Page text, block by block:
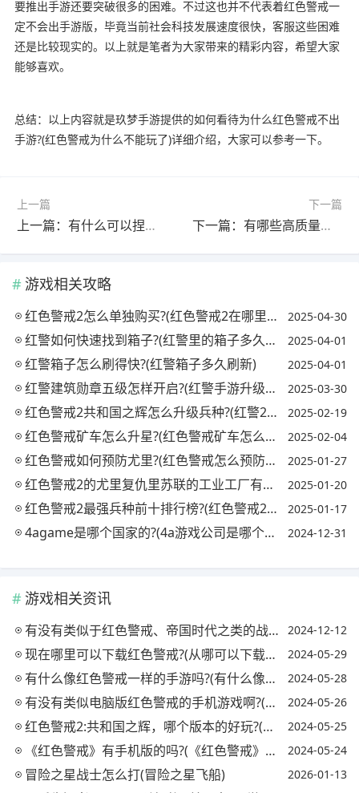
要推出手游还要突破很多的困难。不过这也并不代表着红色警戒一
定不会出手游版，毕竟当前社会科技发展速度很快，客服这些困难
还是比较现实的。以上就是笔者为大家带来的精彩内容，希望大家
能够喜欢。
总结：以上内容就是玖梦手游提供的如何看待为什么红色警戒不出
手游?(红色警戒为什么不能玩了)详细介绍，大家可以参考一下。
上一篇
上一篇：有什么可以捏脸的手游?(有什么可以捏脸的手游软件)
下一篇
下一篇：有哪些高质量还很良心的手游推荐?(有什么高质量手游)
游戏相关攻略
红色警戒2怎么单独购买?(红色警戒2在哪里购买) 2025-04-30
红警如何快速找到箱子?(红警里的箱子多久出现) 2025-04-01
红警箱子怎么刷得快?(红警箱子多久刷新) 2025-04-01
红警建筑勋章五级怎样开启?(红警手游升级建筑勋章数量) 2025-03-30
红色警戒2共和国之辉怎么升级兵种?(红警2共和国之辉快速升级) 2025-02-19
红色警戒矿车怎么升星?(红色警戒矿车怎么升级) 2025-02-04
红色警戒如何预防尤里?(红色警戒怎么预防狙击手) 2025-01-27
红色警戒2的尤里复仇里苏联的工业工厂有什么作用?(红色警戒尤里复仇工业工厂有啥用) 2025-01-20
红色警戒2最强兵种前十排行榜?(红色警戒2兵种排名) 2025-01-17
4agame是哪个国家的?(4a游戏公司是哪个国家) 2024-12-31
游戏相关资讯
有没有类似于红色警戒、帝国时代之类的战争策略型手游?不喜欢那些网页性质的风格? 2024-12-12
现在哪里可以下载红色警戒?(从哪可以下载红色警戒) 2024-05-29
有什么像红色警戒一样的手游吗?(有什么像红色警戒一样的手游吗安卓) 2024-05-28
有没有类似电脑版红色警戒的手机游戏啊?(有没有类似电脑红色警戒一样的手机游戏) 2024-05-26
红色警戒2:共和国之辉，哪个版本的好玩?(红色警戒2:共和国之辉,哪个版本的好玩一点) 2024-05-25
《红色警戒》有手机版的吗?(《红色警戒》有手机版的吗) 2024-05-24
冒险之星战士怎么打(冒险之星飞船) 2026-01-13